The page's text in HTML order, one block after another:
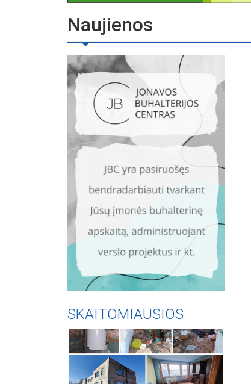
Naujienos
SKAITOMIAUSIOS